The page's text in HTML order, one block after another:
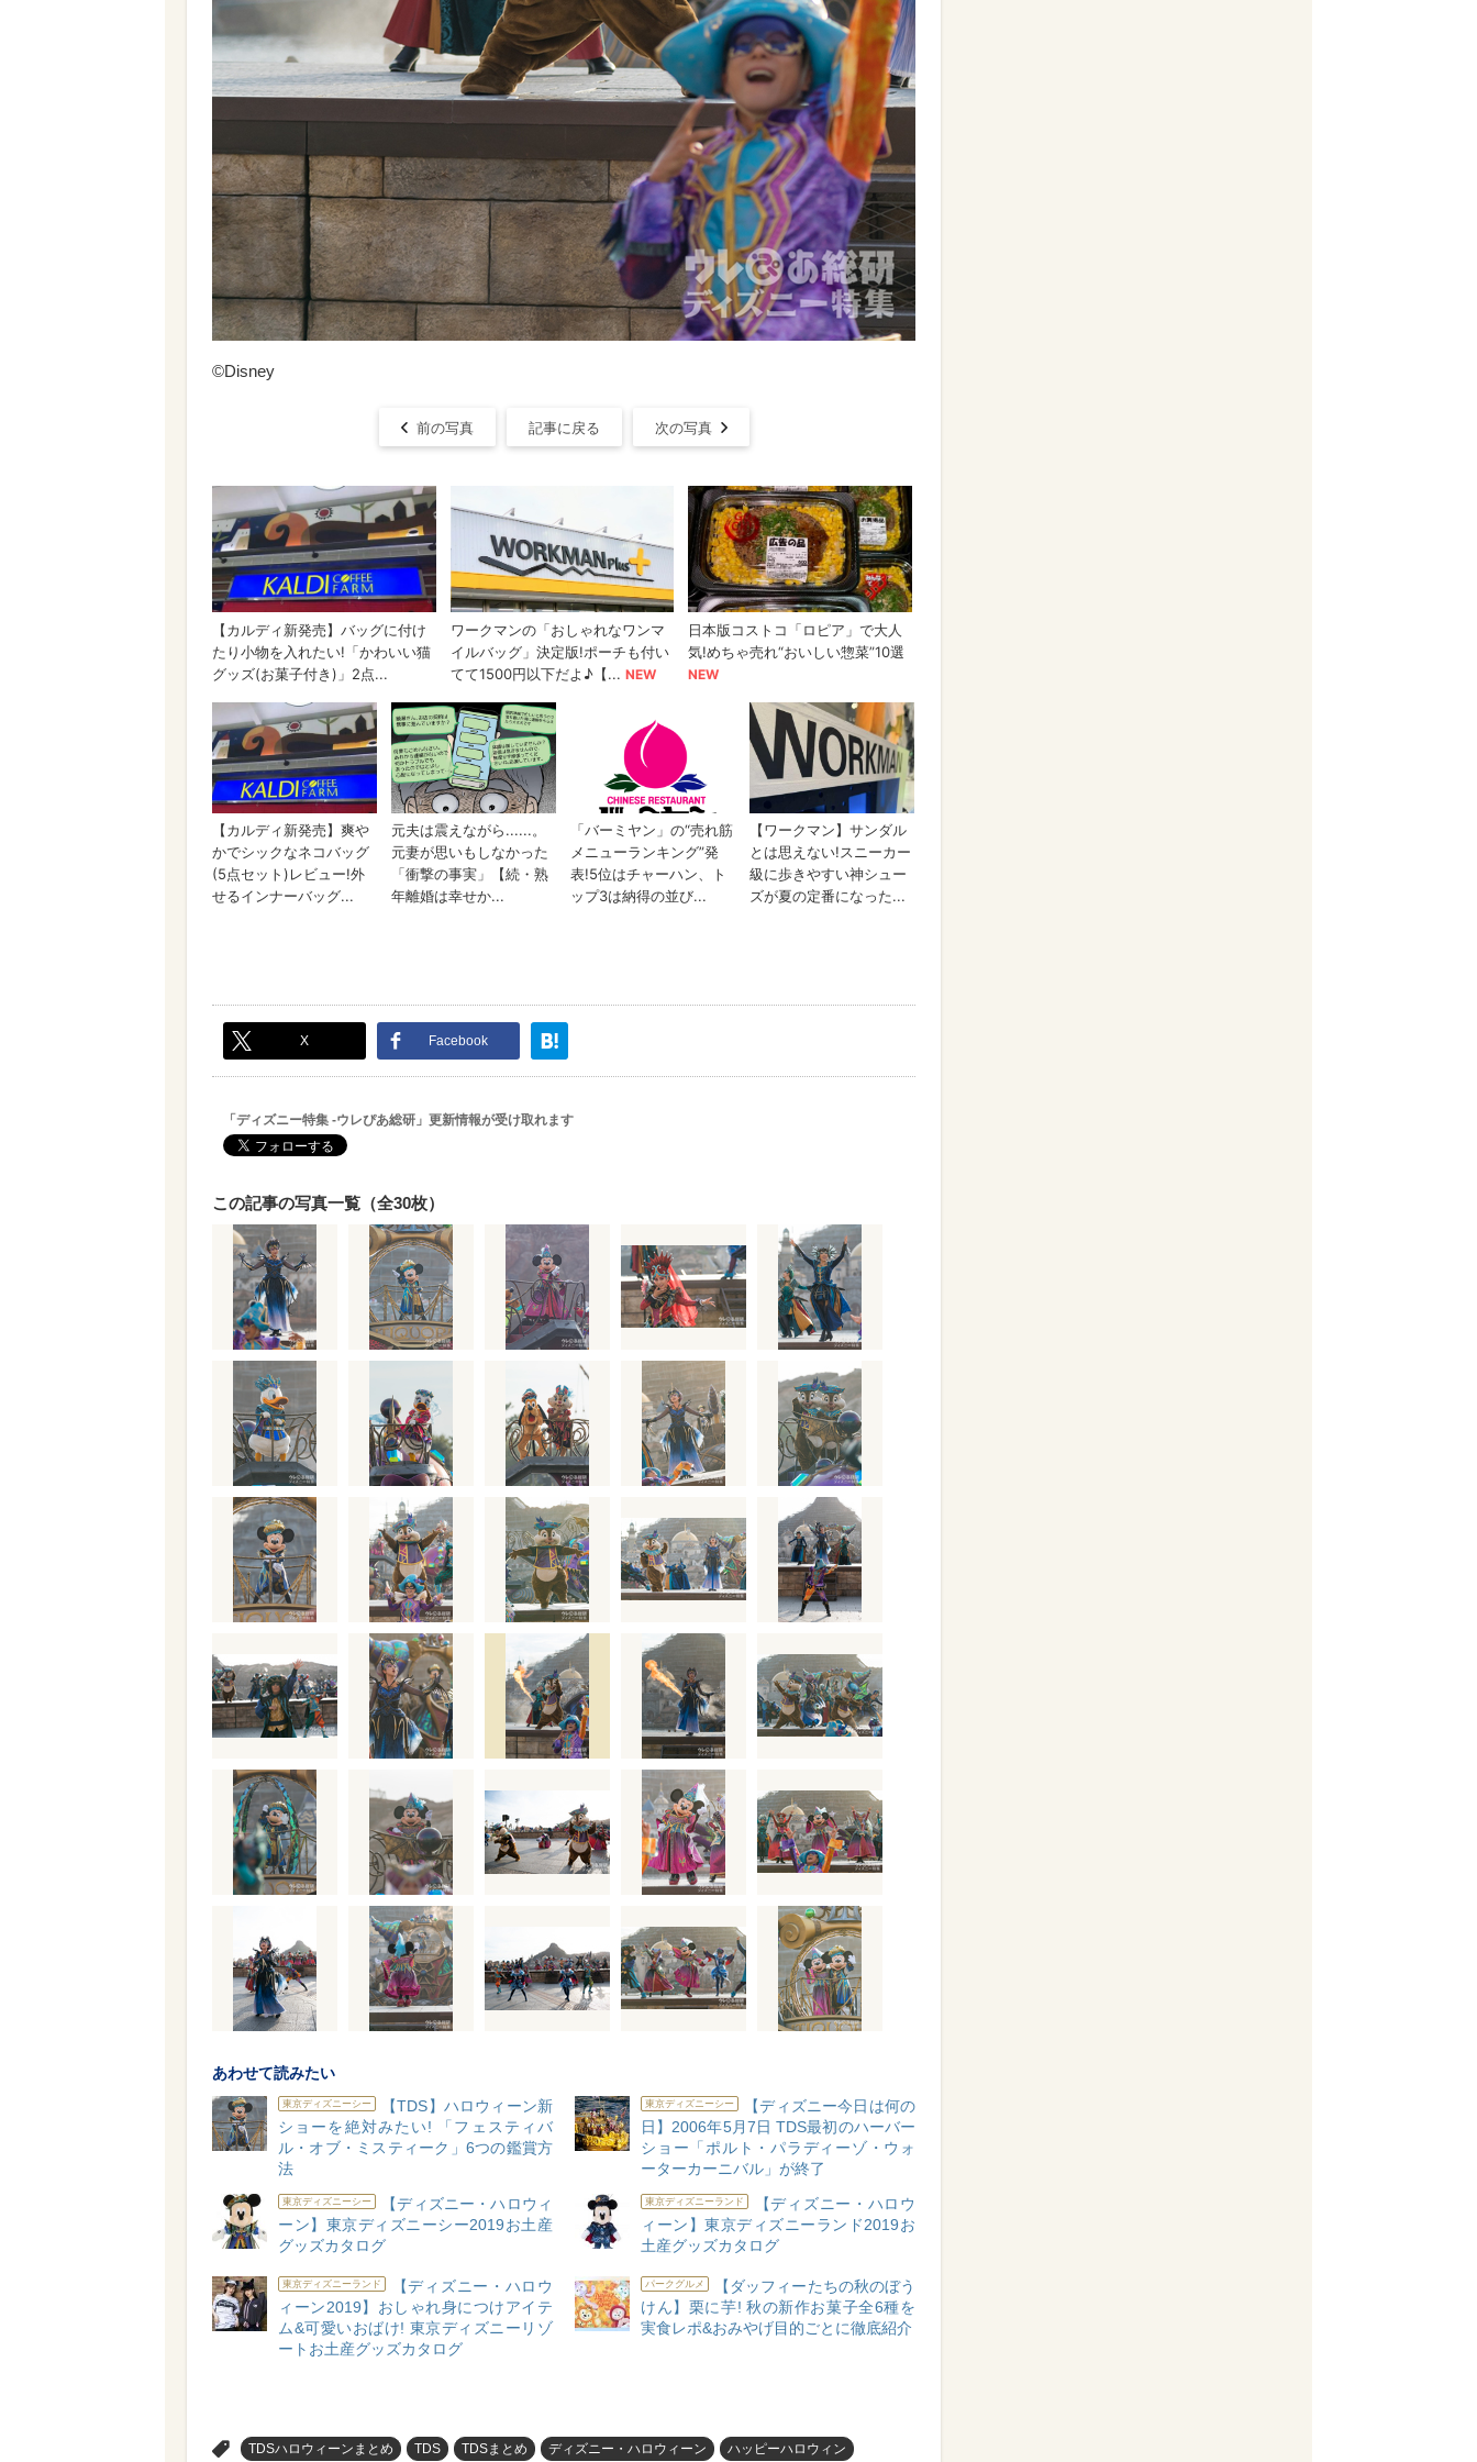
©Disney
前の写真 記事に戻る 次の写真
X Facebook
「ディズニー特集 -ウレぴあ総研」更新情報が受け取れます
この記事の写真一覧（全30枚）
あわせて読みたい
東京ディズニーシー
【TDS】ハロウィーン新
ショーを絶対みたい! 「フェスティバ
ル・オブ・ミスティーク」6つの鑑賞方
法
東京ディズニーシー
【ディズニー今日は何の
日】2006年5月7日 TDS最初のハーバー
ショー「ポルト・パラディーゾ・ウォ
ーターカーニバル」が終了
東京ディズニーシー
【ディズニー・ハロウィ
ーン】東京ディズニーシー2019お土産
グッズカタログ
東京ディズニーランド
【ディズニー・ハロウ
ィーン】東京ディズニーランド2019お
土産グッズカタログ
東京ディズニーランド
【ディズニー・ハロウ
ィーン2019】おしゃれ身につけアイテ
ム&可愛いおばけ! 東京ディズニーリゾ
ートお土産グッズカタログ
パークグルメ
【ダッフィーたちの秋のぼう
けん】栗に芋! 秋の新作お菓子全6種を
実食レポ&おみやげ目的ごとに徹底紹介
TDSハロウィーンまとめ TDS TDSまとめ ディズニー・ハロウィーン ハッピーハロウィン